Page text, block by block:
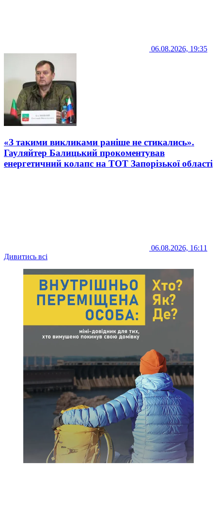
06.08.2026, 19:35
«З такими викликами раніше не стикались».
Гауляйтер Балицький прокоментував
енергетичний колапс на ТОТ Запорізької області
06.08.2026, 16:11
Дивитись всі